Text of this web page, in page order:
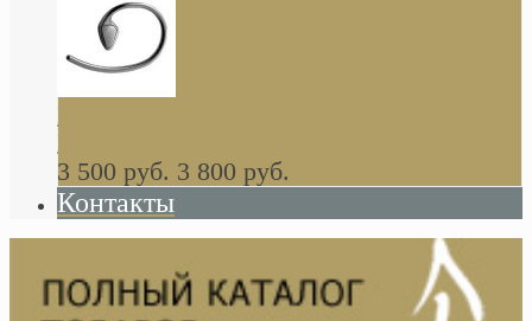
Khala Colombo аксессуары (серия) В
НАЛИЧИИ
3 500 руб. 3 800 руб.
Контакты